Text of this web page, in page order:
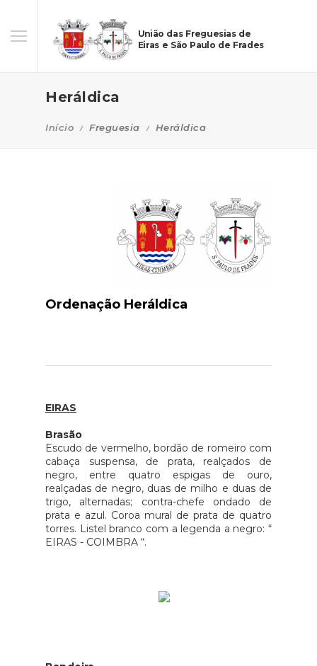
União das Freguesias de
Eiras e São Paulo de Frades
Heráldica
Início Freguesia Heráldica
Ordenação Heráldica
EIRAS
Brasão
Escudo de vermelho, bordão de romeiro com
cabaça suspensa, de prata, realçados de
negro, entre quatro espigas de ouro,
realçadas de negro, duas de milho e duas de
trigo, alternadas; contra-chefe ondado de
prata e azul. Coroa mural de prata de quatro
torres. Listel branco com a legenda a negro: “
EIRAS - COIMBRA “.